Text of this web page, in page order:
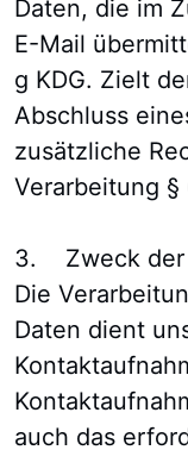
Daten, die im
E-Mail
g KDG. Zielt
Abschluss
zusätzliche
Verarbeitung §
3. Zweck der
Die
Daten dient
auch das